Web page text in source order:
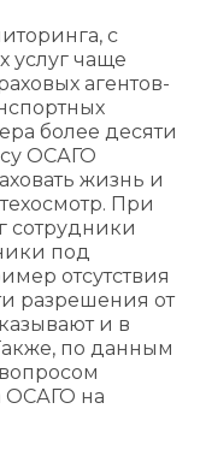
с
услуг чаще
агентов-
более десяти
ОСАГО
жизнь и
При
сотрудники
под
отсутствия
разрешения от
и в
по данным
ОСАГО на